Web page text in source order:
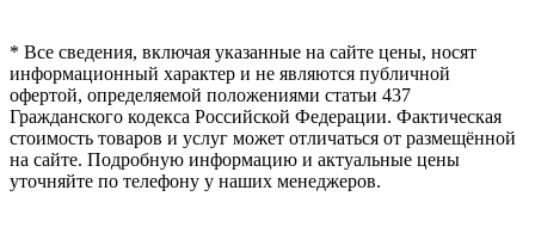
* Все сведения, включая указанные на сайте цены, носят
информационный характер и не являются публичной
офертой, определяемой положениями статьи 437
Гражданского кодекса Российской Федерации. Фактическая
стоимость товаров и услуг может отличаться от размещённой
на сайте. Подробную информацию и актуальные цены
уточняйте по телефону у наших менеджеров.